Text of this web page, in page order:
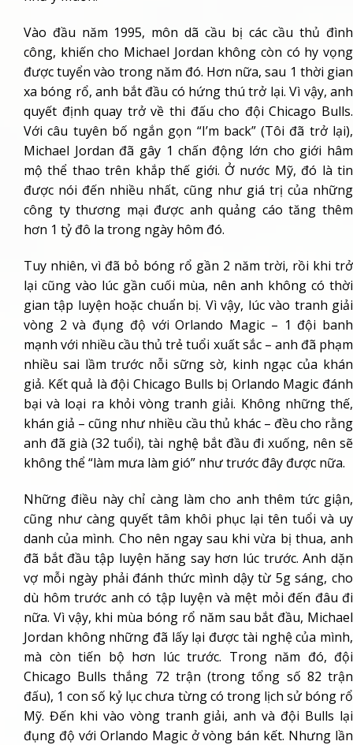
Vào đầu năm 1995, môn dã cầu bị các cầu thủ đình
công, khiến cho Michael Jordan không còn có hy vọng
được tuyển vào trong năm đó. Hơn nữa, sau 1 thời gian
xa bóng rổ, anh bắt đầu có hứng thú trở lại. Vì vậy, anh
quyết định quay trở về thi đấu cho đội Chicago Bulls.
Với câu tuyên bố ngắn gọn “I’m back” (Tôi đã trở lại),
Michael Jordan đã gây 1 chấn động lớn cho giới hâm
mộ thể thao trên khắp thế giới. Ở nước Mỹ, đó là tin
được nói đến nhiều nhất, cũng như giá trị của những
công ty thương mại được anh quảng cáo tăng thêm
hơn 1 tỷ đô la trong ngày hôm đó.
Tuy nhiên, vì đã bỏ bóng rổ gần 2 năm trời, rồi khi trở
lại cũng vào lúc gần cuối mùa, nên anh không có thời
gian tập luyện hoặc chuẩn bị. Vì vậy, lúc vào tranh giải
vòng 2 và đụng độ với Orlando Magic – 1 đội banh
mạnh với nhiều cầu thủ trẻ tuổi xuất sắc – anh đã phạm
nhiều sai lầm trước nỗi sững sờ, kinh ngạc của khán
giả. Kết quả là đội Chicago Bulls bị Orlando Magic đánh
bại và loại ra khỏi vòng tranh giải. Không những thế,
khán giả – cũng như nhiều cầu thủ khác – đều cho rằng
anh đã già (32 tuổi), tài nghệ bắt đầu đi xuống, nên sẽ
không thể “làm mưa làm gió” như trước đây được nữa.
Những điều này chỉ càng làm cho anh thêm tức giận,
cũng như càng quyết tâm khôi phục lại tên tuổi và uy
danh của mình. Cho nên ngay sau khi vừa bị thua, anh
đã bắt đầu tập luyện hăng say hơn lúc trước. Anh dặn
vợ mỗi ngày phải đánh thức mình dậy từ 5g sáng, cho
dù hôm trước anh có tập luyện và mệt mỏi đến đâu đi
nữa. Vì vậy, khi mùa bóng rổ năm sau bắt đầu, Michael
Jordan không những đã lấy lại được tài nghệ của mình,
mà còn tiến bộ hơn lúc trước. Trong năm đó, đội
Chicago Bulls thắng 72 trận (trong tổng số 82 trận
đấu), 1 con số kỷ lục chưa từng có trong lịch sử bóng rổ
Mỹ. Đến khi vào vòng tranh giải, anh và đội Bulls lại
đụng độ với Orlando Magic ở vòng bán kết. Nhưng lần